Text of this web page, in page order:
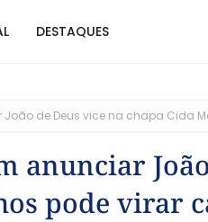
DESTAQUES
de Deus vice na chapa Cida
anunciar
pode virar